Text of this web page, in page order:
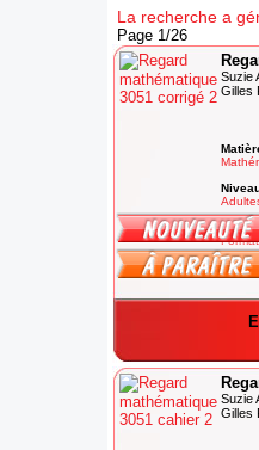
La recherche a
Page 1/26
Suzie
Gilles
Degré
Suzie
Gilles